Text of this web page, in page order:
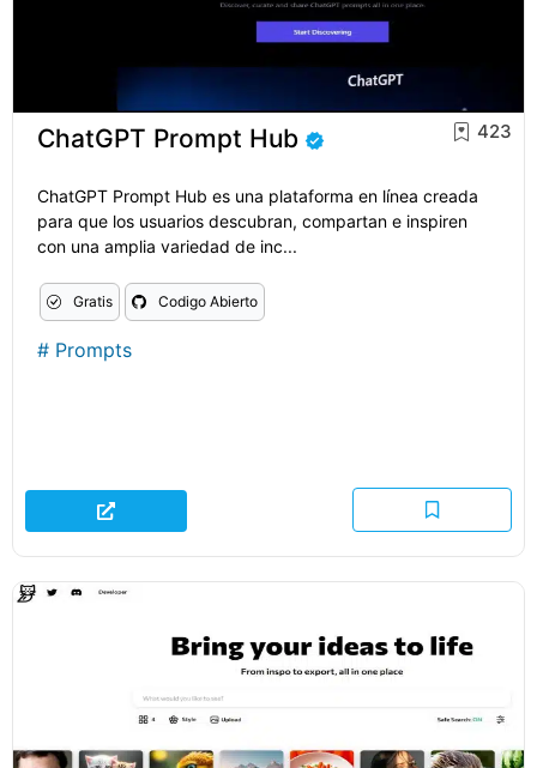
ChatGPT Prompt Hub 423
ChatGPT Prompt Hub es una plataforma en línea creada
para que los usuarios descubran, compartan e inspiren
con una amplia variedad de inc...
Gratis Codigo Abierto
# Prompts